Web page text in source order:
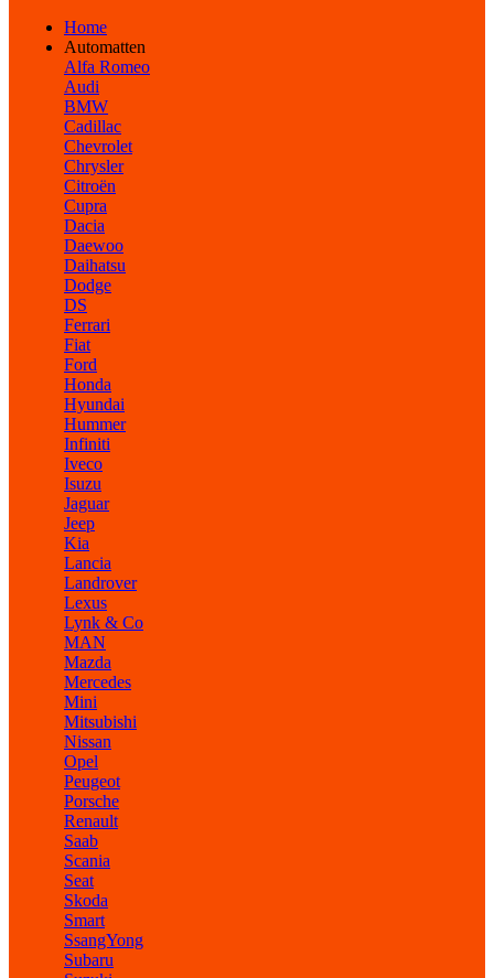
Home
Automatten
Alfa Romeo
Audi
BMW
Cadillac
Chevrolet
Chrysler
Citroën
Cupra
Dacia
Daewoo
Daihatsu
Dodge
DS
Ferrari
Fiat
Ford
Honda
Hyundai
Hummer
Infiniti
Iveco
Isuzu
Jaguar
Jeep
Kia
Lancia
Landrover
Lexus
Lynk & Co
MAN
Mazda
Mercedes
Mini
Mitsubishi
Nissan
Opel
Peugeot
Porsche
Renault
Saab
Scania
Seat
Skoda
Smart
SsangYong
Subaru